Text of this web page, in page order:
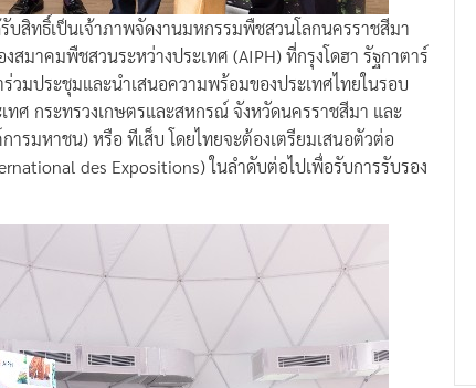
บสิทธิ์เป็นเจ้าภาพจัดงานมหกรรมพืชสวนโลกนครราชสีมา
มาคมพืชสวนระหว่างประเทศ (AIPH) ที่กรุงโดฮา รัฐกาตาร์
มประชุมและนำเสนอความพร้อมของประเทศไทยในรอบ
ศ กระทรวงเกษตรและสหกรณ์ จังหวัดนครราชสีมา และ
รมหาชน) หรือ ทีเส็บ โดยไทยจะต้องเตรียมเสนอตัวต่อ
des Expositions) ในลำดับต่อไปเพื่อรับการรับรอง